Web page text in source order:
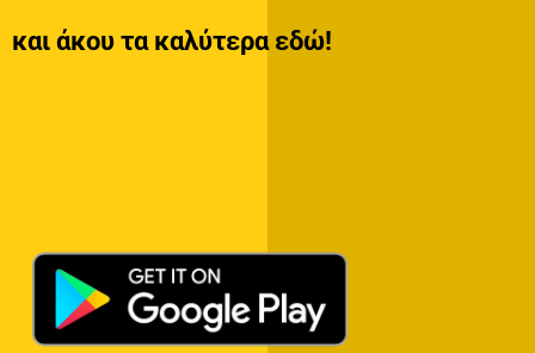
και άκου τα καλύτερα εδώ!